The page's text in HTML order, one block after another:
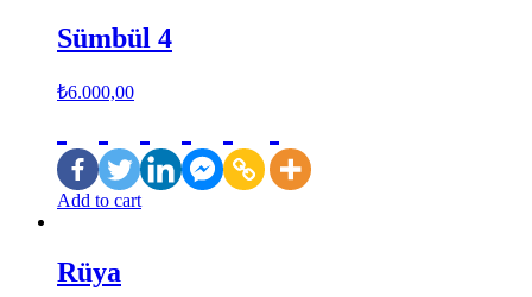
Sümbül 4
₺6.000,00
Add to cart
Rüya